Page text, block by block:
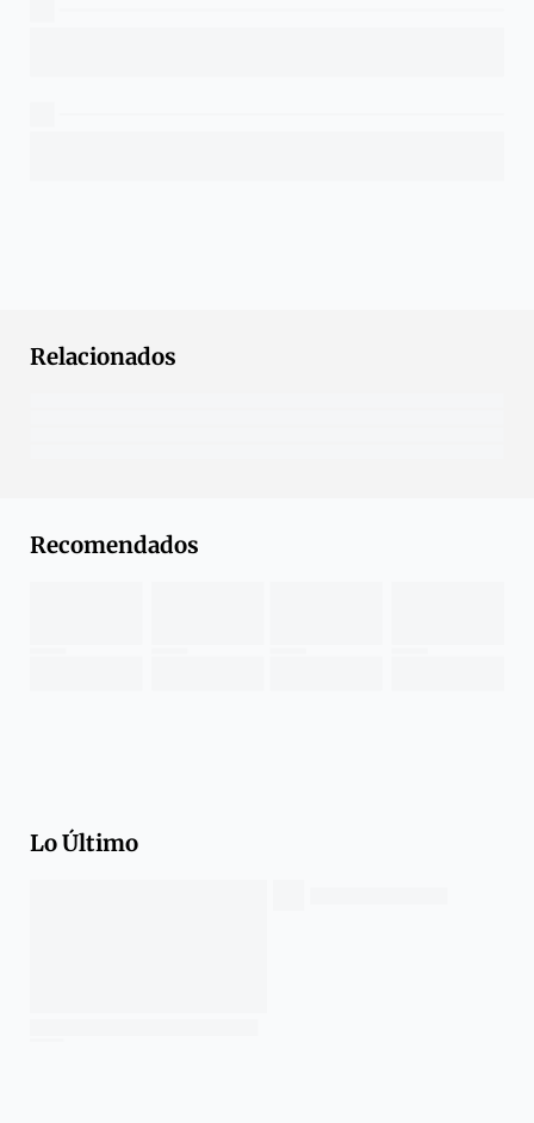
Relacionados
Recomendados
Lo Último